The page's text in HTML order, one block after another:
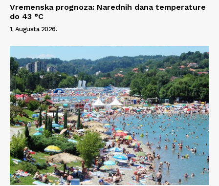
Info
Kontakt
Impressum
Vremenska prognoza: Narednih dana temperature
do 43 °C
1. Augusta 2026.